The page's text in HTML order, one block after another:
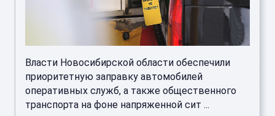
Власти Новосибирской области обеспечили
приоритетную заправку автомобилей
оперативных служб, а также общественного
транспорта на фоне напряженной сит ...